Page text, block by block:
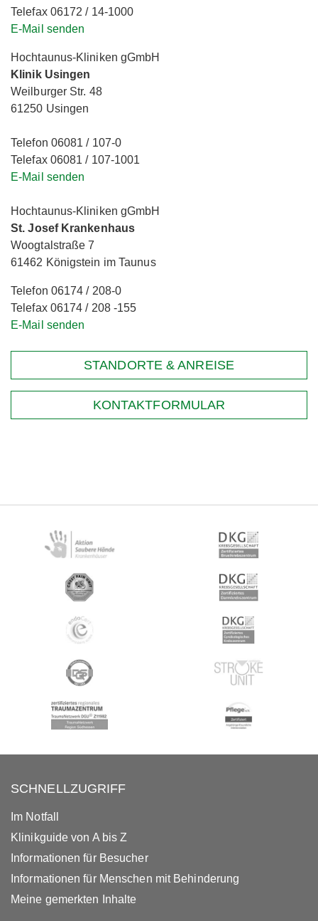
Telefax 06172 / 14-1000
E-Mail senden
Hochtaunus-Kliniken gGmbH
Klinik Usingen
Weilburger Str. 48
61250 Usingen
Telefon 06081 / 107-0
Telefax 06081 / 107-1001
E-Mail senden
Hochtaunus-Kliniken gGmbH
St. Josef Krankenhaus
Woogtalstraße 7
61462 Königstein im Taunus
Telefon 06174 / 208-0
Telefax 06174 / 208 -155
E-Mail senden
STANDORTE & ANREISE
KONTAKTFORMULAR
SCHNELLZUGRIFF
Im Notfall
Klinikguide von A bis Z
Informationen für Besucher
Informationen für Menschen mit Behinderung
Meine gemerkten Inhalte